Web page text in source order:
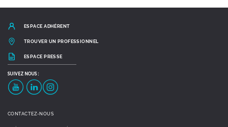
ESPACE ADHÉRENT
TROUVER UN PROFESSIONNEL
ESPACE PRESSE
SUIVEZ NOUS :
CONTACTEZ-NOUS